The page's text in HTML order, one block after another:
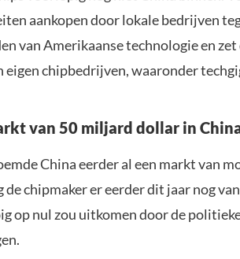
aankopen door lokale bedrijven
van Amerikaanse technologie en
chipbedrijven, waaronder
van 50 miljard dollar in
China eerder al een markt van
de chipmaker er eerder dit jaar nog
op nul zou uitkomen door de